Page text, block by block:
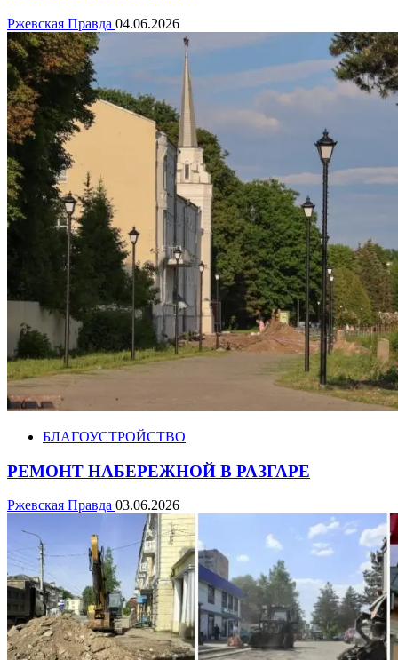
Ржевская Правда 04.06.2026
БЛАГОУСТРОЙСТВО
РЕМОНТ НАБЕРЕЖНОЙ В РАЗГАРЕ
Ржевская Правда 03.06.2026